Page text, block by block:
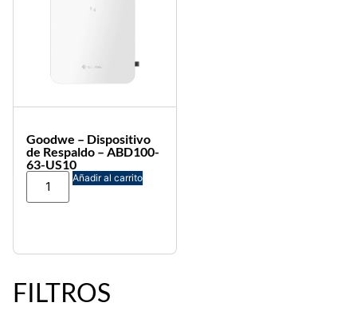
FILTROS
Goodwe – Dispositivo
de Respaldo – ABD100-
63-US10
Añadir al carrito